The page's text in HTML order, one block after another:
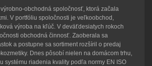
výrobno-obchodná spoločnosť, ktorá začala
V portfóliu spoločnosti je veľkoobchod,
výroba na kľúč. V deväťdesiatych rokoch
obchodná činnosť. Zaoberala sa
a postupne sa sortiment rozšíril o predaj
Dnes pôsobí nielen na domácom trhu,
systému riadenia kvality podľa normy EN ISO